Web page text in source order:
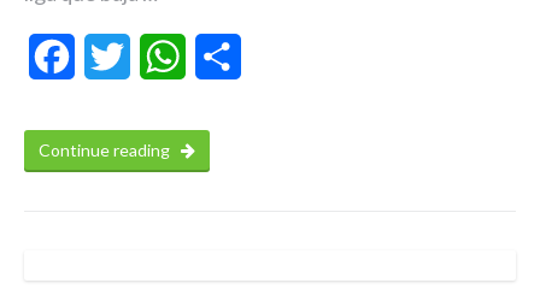
FacebookTwitter WhatsApp
Continue reading